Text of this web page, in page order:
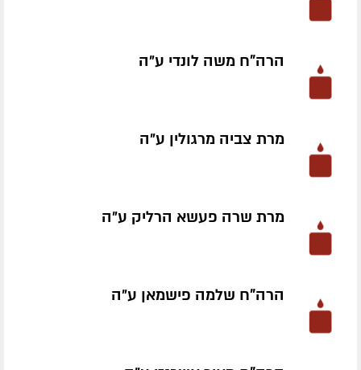
הרה"ח משה לונדי ע״ה
מרת צביה מרגולין ע״ה
מרת שרה פעשא הרליק ע״ה
הרה"ח שלמה פישמאן ע״ה